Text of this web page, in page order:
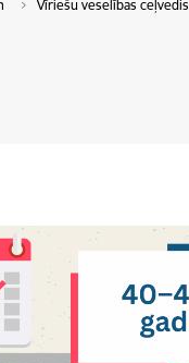
Vīriešu veselības ceļvedis